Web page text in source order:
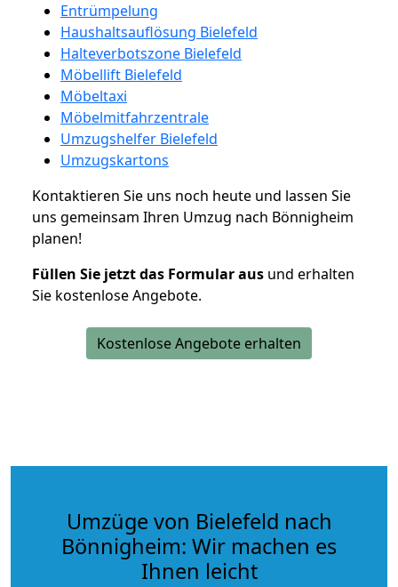
Entrümpelung
Haushaltsauflösung Bielefeld
Halteverbotszone Bielefeld
Möbellift Bielefeld
Möbeltaxi
Möbelmitfahrzentrale
Umzugshelfer Bielefeld
Umzugskartons
Kontaktieren Sie uns noch heute und lassen Sie
uns gemeinsam Ihren Umzug nach Bönnigheim
planen!
Füllen Sie jetzt das Formular aus und erhalten
Sie kostenlose Angebote.
Kostenlose Angebote erhalten
Umzüge von Bielefeld nach
Bönnigheim: Wir machen es
Ihnen leicht